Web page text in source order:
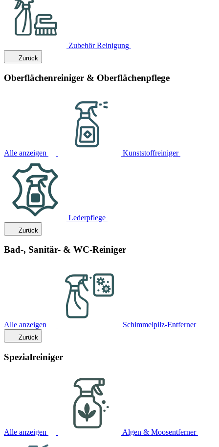
Zubehör Reinigung
Zurück
Oberflächenreiniger & Oberflächenpflege
Alle anzeigen Kunststoffreiniger
Lederpflege
Zurück
Bad-, Sanitär- & WC-Reiniger
Alle anzeigen Schimmelpilz-Entferner
Zurück
Spezialreiniger
Alle anzeigen Algen & Moosentferner